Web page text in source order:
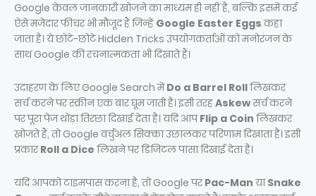
Google केवल जानकारी खोजने का माध्यम ही नहीं है, बल्कि इसमें कई
ऐसे मजेदार फीचर भी मौजूद हैं जिन्हें Google Easter Eggsकहा
जाता है। ये छोटे-छोटे Hidden Tricks उपयोगकर्ताओं को मनोरंजन के
साथ Google की रचनात्मकता भी दिखाते हैं।
उदाहरण के लिए Google Search मेंDo a Barrel Rollलिखकर
सर्च करने पर स्क्रीन एक बार घूम जाती है। इसी तरहAskewसर्च करने
पर पूरा पेज थोड़ा तिरछा दिखाई देता है। यदि आपFlip a Coin लिखकर
खोजते हैं, तो Google वर्चुअल सिक्का उछालकर परिणाम दिखाता है। इसी
प्रकारRoll a Dice लिखने पर डिजिटल पासा दिखाई देता है।
यदि आपको टाइमपास करना है, तो Google परPac-Man याSnake